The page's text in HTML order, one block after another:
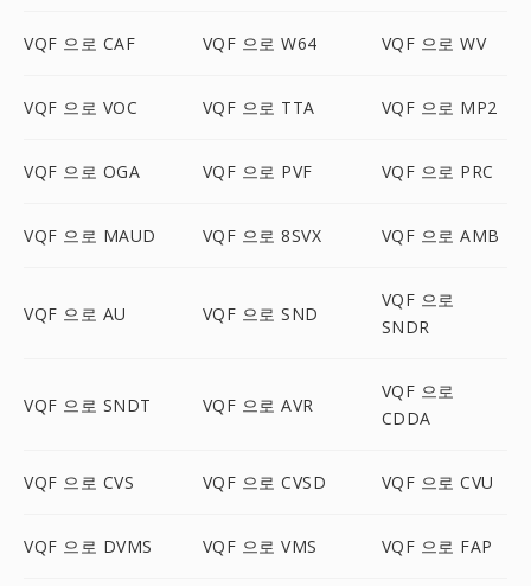
VQF 으로 CAF VQF 으로 W64 VQF 으로 WV
VQF 으로 VOC VQF 으로 TTA VQF 으로 MP2
VQF 으로 OGA VQF 으로 PVF VQF 으로 PRC
VQF 으로 MAUD VQF 으로 8SVX VQF 으로 AMB
VQF 으로 AU VQF 으로 SND
VQF 으로
SNDR
VQF 으로 SNDT VQF 으로 AVR
VQF 으로
CDDA
VQF 으로 CVS VQF 으로 CVSD VQF 으로 CVU
VQF 으로 DVMS VQF 으로 VMS VQF 으로 FAP